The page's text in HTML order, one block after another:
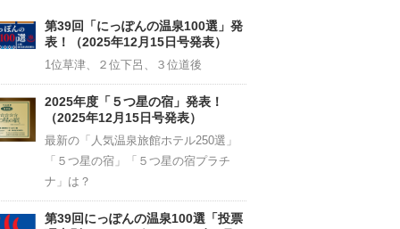
Channel
第39回「にっぽんの温泉100選」発
表！（2025年12月15日号発表）
1位草津、２位下呂、３位道後
2025年度「５つ星の宿」発表！
（2025年12月15日号発表）
最新の「人気温泉旅館ホテル250選」
「５つ星の宿」「５つ星の宿プラチ
ナ」は？
第39回にっぽんの温泉100選「投票